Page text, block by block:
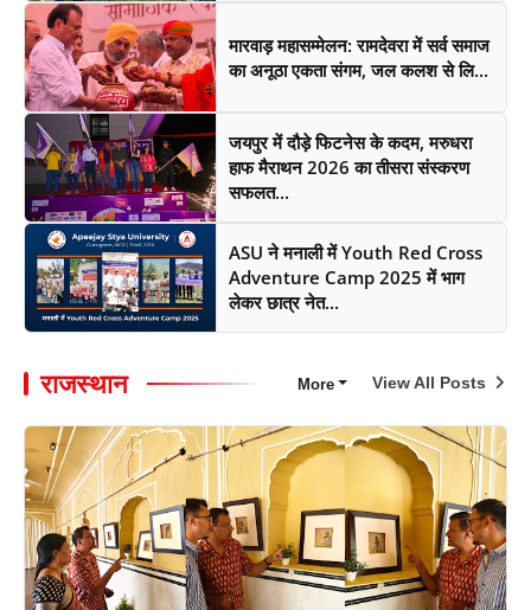
मारवाड़ महासम्मेलन: रामदेवरा में सर्व समाज
का अनूठा एकता संगम, जल कलश से लि...
जयपुर में दौड़े फिटनेस के कदम, मरुधरा
हाफ मैराथन 2026 का तीसरा संस्करण
सफलत...
ASU ने मनाली में Youth Red Cross
Adventure Camp 2025 में भाग
लेकर छात्र नेत...
राजस्थान More View All Posts